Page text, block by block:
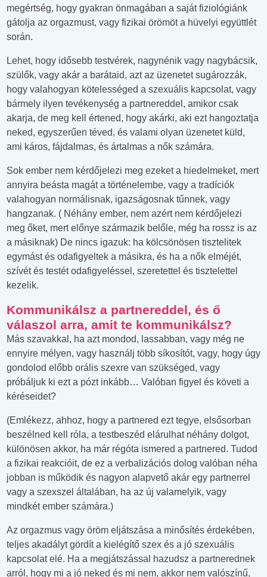
megértség, hogy gyakran önmagában a saját fiziológiánk
gátolja az orgazmust, vagy fizikai örömöt a hüvelyi együttlét
során.
Lehet, hogy idősebb testvérek, nagynénik vagy nagybácsik,
szülők, vagy akár a barátaid, azt az üzenetet sugározzák,
hogy valahogyan kötelességed a szexuális kapcsolat, vagy
bármely ilyen tevékenység a partnereddel, amikor csak
akarja, de meg kell értened, hogy akárki, aki ezt hangoztatja
neked, egyszerűen téved, és valami olyan üzenetet küld,
ami káros, fájdalmas, és ártalmas a nők számára.
Sok ember nem kérdőjelezi meg ezeket a hiedelmeket, mert
annyira beásta magát a történelembe, vagy a tradíciók
valahogyan normálisnak, igazságosnak tűnnek, vagy
hangzanak. ( Néhány ember, nem azért nem kérdőjelezi
meg őket, mert előnye származik belőle, még ha rossz is az
a másiknak) De nincs igazuk: ha kölcsönösen tisztelitek
egymást és odafigyeltek a másikra, és ha a nők elméjét,
szívét és testét odafigyeléssel, szeretettel és tisztelettel
kezelik.
Kommunikálsz a partnereddel, és ő
válaszol arra, amit te kommunikálsz?
Más szavakkal, ha azt mondod, lassabban, vagy még ne
ennyire mélyen, vagy használj több síkosítót, vagy, hogy úgy
gondolod előbb orális szexre van szükséged, vagy
próbáljuk ki ezt a pózt inkább… Valóban figyel és követi a
kéréseidet?
(Emlékezz, ahhoz, hogy a partnered ezt tegye, elsősorban
beszélned kell róla, a testbeszéd elárulhat néhány dolgot,
különösen akkor, ha már régóta ismered a partnered. Tudod
a fizikai reakcióit, de ez a verbalizációs dolog valóban néha
jobban is működik és nagyon alapvető akár egy partnerrel
vagy a szexszel általában, ha az új valamelyik, vagy
mindkét ember számára.)
Az orgazmus vagy öröm eljátszása a minősítés érdekében,
teljes akadályt gördít a kielégítő szex és a jó szexuális
kapcsolat elé. Ha a megjátszással hazudsz a partnerednek
arról, hogy mi a jó neked és mi nem, akkor nem valószínű,